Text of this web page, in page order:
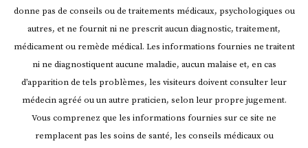
donne pas de conseils ou de traitements médicaux, psychologiques ou
autres, et ne fournit ni ne prescrit aucun diagnostic, traitement,
médicament ou remède médical. Les informations fournies ne traitent
ni ne diagnostiquent aucune maladie, aucun malaise et, en cas
d’apparition de tels problèmes, les visiteurs doivent consulter leur
médecin agréé ou un autre praticien, selon leur propre jugement.
Vous comprenez que les informations fournies sur ce site ne
remplacent pas les soins de santé, les conseils médicaux ou